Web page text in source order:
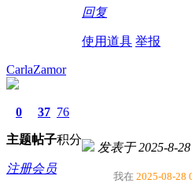
回复
使用道具 举报
CarlaZamor
0
主题
37
帖子
76
积分
注册会员
发表于 2025-8-
我在 2025-08-28